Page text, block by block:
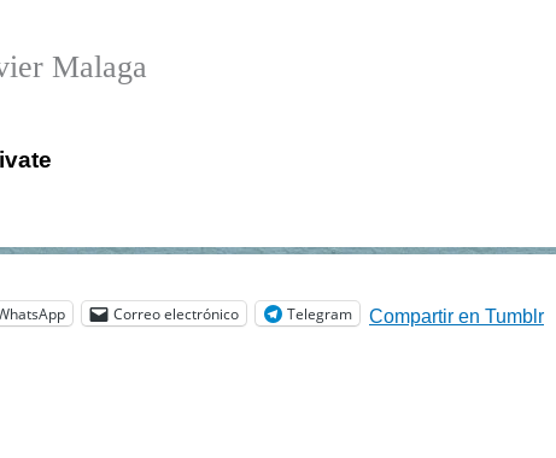
Malaga
Correo electrónico Telegram Compartir en Tumblr